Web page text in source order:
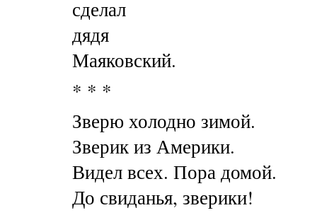
сделал
дядя
Маяковский.
* * *
Зверю холодно зимой.
Зверик из Америки.
Видел всех. Пора домой.
До свиданья, зверики!